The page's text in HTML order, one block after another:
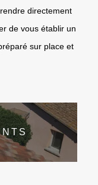
directement
de vous établir un
sur place et